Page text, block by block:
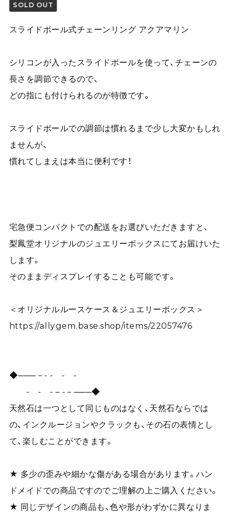
SOLD OUT
スライドボール式チェーンリング アクアマリン
シリコンが入ったスライドボールを使って、チェーンの
長さを調節できるので、
どの指にも付けられるのが特徴です。
スライドボールでの調節は慣れるまで少し大変かもしれ
ませんが、
慣れてしまえは本当に便利です！
宅急便コンパクトでの配送をお選びいただきますと、
梨鳳堂オリジナルのジュエリーボックスにてお届けいた
します。
そのままディスプレイすることも可能です。
＜オリジナルルースケース＆ジュエリーボックス＞
https://allygem.base.shop/items/22057476
◆───－- - - -
- - - – -－───◆
天然石は一つとして同じものはなく、天然石ならでは
の、インクルージョンやクラックも、その石の表情とし
て、楽しむことができます。
★ 多少の歪みや細かな傷がある場合があります。ハン
ドメイドでの商品ですのでご理解の上ご購入ください。
★ 同じデザインの商品も、色や形がわずかに異なりま